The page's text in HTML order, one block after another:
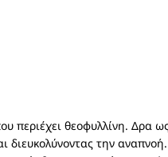
περιέχει θεοφυλλίνη. Δρα
την αναπνοή.